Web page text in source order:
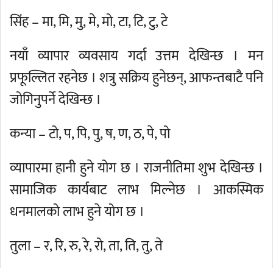
सिंह – मा, मि, मु, मे, मो, टा, टि, टु, टे
नयाँ व्यापार व्यवसाय गर्दा उत्तम देखिन्छ । मन
प्रफूल्लित रहनेछ । शत्रु सक्रिय हुनेछन्, आफन्तबाटै पनि
जोगिनुपर्ने देखिन्छ ।
कन्या – टो, प, पि, पु, ष, ण, ठ, पे, पो
व्यापारमा हानी हुने योग छ । राजनीतिमा शुभ देखिन्छ ।
सामाजिक कार्यबाट लाभ मिल्नेछ । आकस्मिक
धनमालको लाभ हुने योग छ ।
तुला – र, रि, रु, रे, रो, ता, ति, तु, ते